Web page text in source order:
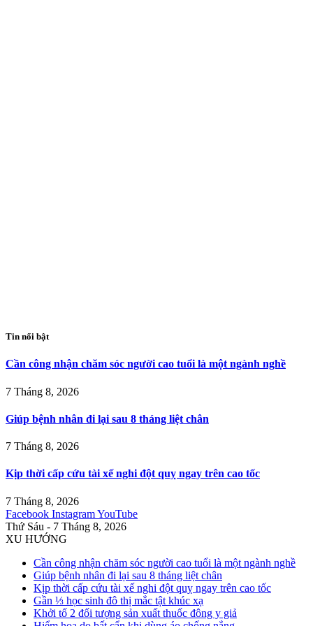
Tin nổi bật
Cần công nhận chăm sóc người cao tuổi là một ngành nghề
7 Tháng 8, 2026
Giúp bệnh nhân đi lại sau 8 tháng liệt chân
7 Tháng 8, 2026
Kịp thời cấp cứu tài xế nghi đột quỵ ngay trên cao tốc
7 Tháng 8, 2026
Facebook InstagramYouTube
Thứ Sáu - 7 Tháng 8, 2026
XU HƯỚNG
Cần công nhận chăm sóc người cao tuổi là một ngành nghề
Giúp bệnh nhân đi lại sau 8 tháng liệt chân
Kịp thời cấp cứu tài xế nghi đột quỵ ngay trên cao tốc
Gần ⅓ học sinh đô thị mắc tật khúc xạ
Khởi tố 2 đối tượng sản xuất thuốc đông y giả